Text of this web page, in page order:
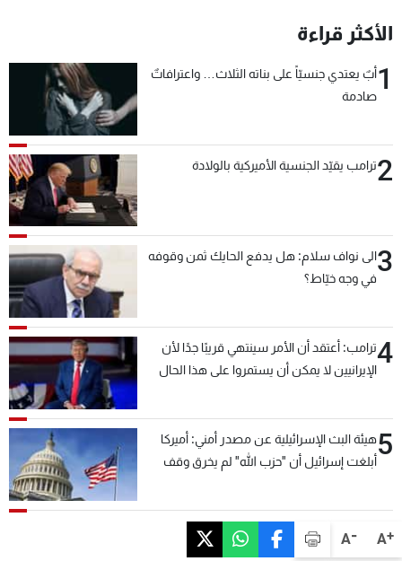
A+
A-
الأكثر قراءة
1أبٌ يعتدي جنسيّاً على بناته الثلاث… واعترافاتٌ
صادمة
2ترامب يقيّد الجنسية الأميركية بالولادة
3الى نواف سلام: هل يدفع الحايك ثمن وقوفه
في وجه خيّاط؟
4ترامب: أعتقد أن الأمر سينتهي قريبًا جدًا لأن
الإيرانيين لا يمكن أن يستمروا على هذا الحال
5هيئة البث الإسرائيلية عن مصدر أمني: أميركا
أبلغت إسرائيل أن "حزب الله" لم يخرق وقف
شاهد البرامج
الترددات
عن MTV
شروط الإسـتخدام
سياسة الخصوصية